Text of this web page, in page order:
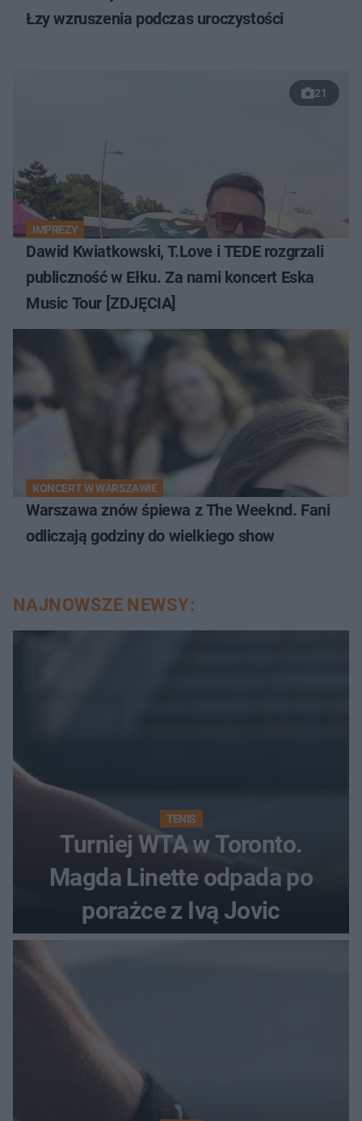
Łzy wzruszenia podczas uroczystości
21
IMPREZY
Dawid Kwiatkowski, T.Love i TEDE rozgrzali
publiczność w Ełku. Za nami koncert Eska
Music Tour [ZDJĘCIA]
KONCERT W WARSZAWIE
Warszawa znów śpiewa z The Weeknd. Fani
odliczają godziny do wielkiego show
NAJNOWSZE NEWSY:
TENIS
Turniej WTA w Toronto.
Magda Linette odpada po
porażce z Ivą Jovic